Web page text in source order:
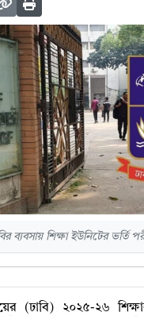
ব্যবসায় শিক্ষা ইউনিটের ভর্তি
(ঢাবি) ২০২৫-২৬